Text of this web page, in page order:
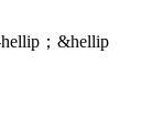
；&hellip